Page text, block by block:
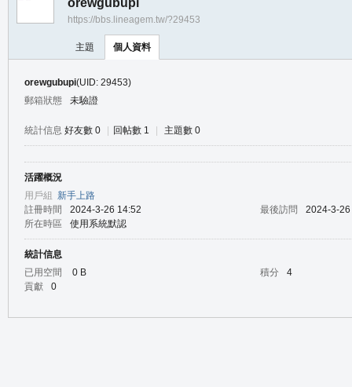
orewgubupi
https://bbs.lineagem.tw/?29453
主題 個人資料
orewgubupi(UID: 29453)
郵箱狀態
未驗證
統計信息 好友數 0 回帖數 1 主題數 0
活躍概況
用戶組 新手上路
註冊時間
2024-3-26 14:52 最後訪問
2024-3-
所在時區
使用系統默認
統計信息
已用空間
0 B 積分
4
貢獻
0